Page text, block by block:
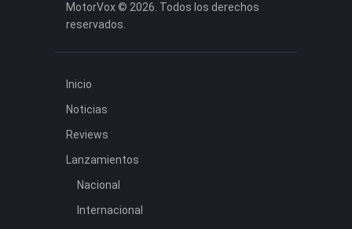
MotorVox © 2026. Todos los derechos
reservados.
Inicio
Noticias
Reviews
Lanzamientos
Nacional
Internacional